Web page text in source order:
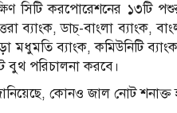
সিটি করপোরেশনের ১৩টি
ব্যাংক, ডাচ্-বাংলা ব্যাংক,
মধুমতি ব্যাংক, কমিউনিটি
বুথ পরিচালনা করবে।
কোনও জাল নোট শনাক্ত